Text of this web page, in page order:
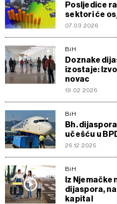
Posljedice
sektori će
07.03.2026
BiH
Doznake
izostaje:
novac
19.02.2026
BiH
Bh.
učešću u
26.12.2025
BiH
Iz Njemačke
dijaspora,
kapital